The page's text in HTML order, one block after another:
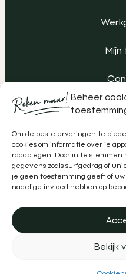
Beheer
Om de beste ervaringen te
cookies om informatie over je
raadplegen. Door in te
gegevens zoals surfgedrag of
je geen toestemming geeft of
nadelige invloed hebben op
Bekijk
Algemene